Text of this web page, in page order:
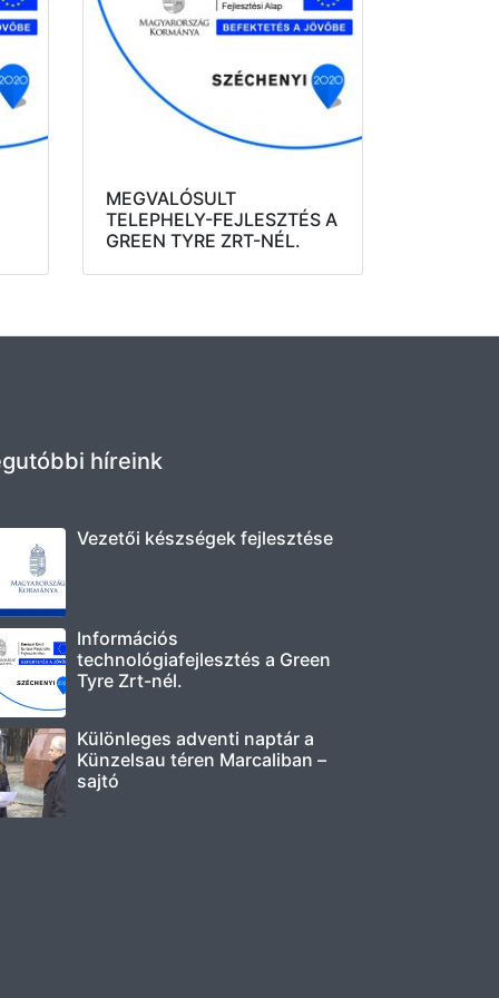
MEGVALÓSULT
TELEPHELY-FEJLESZTÉS A
GREEN TYRE ZRT-NÉL.
híreink
Vezetői készségek fejlesztése
Információs
technológiafejlesztés a Green
Tyre Zrt-nél.
Különleges adventi naptár a
Künzelsau téren Marcaliban –
sajtó